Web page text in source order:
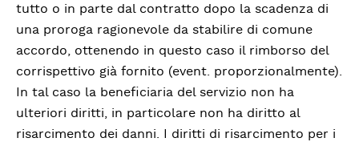
tutto o in parte dal contratto dopo la scadenza di
una proroga ragionevole da stabilire di comune
accordo, ottenendo in questo caso il rimborso del
corrispettivo già fornito (event. proporzionalmente).
In tal caso la beneficiaria del servizio non ha
ulteriori diritti, in particolare non ha diritto al
risarcimento dei danni. I diritti di risarcimento per i